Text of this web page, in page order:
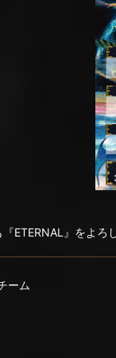
ETERNAL』をよろ
ーム